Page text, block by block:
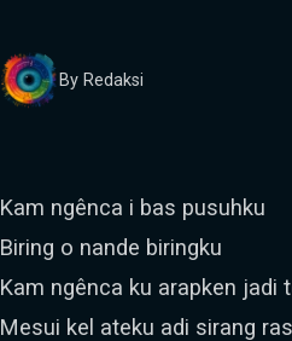
By Redaksi
Kam ngênca i bas pusuhku
Biring o nande biringku
Kam ngênca ku arapken jadi
Mesui kel ateku adi sirang